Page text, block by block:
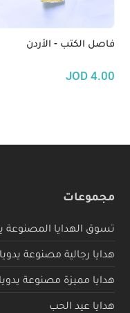
فاصل الكتب - الأردن
4.00
JOD
مجموعات
تسوق الهدايا المصنوعة
هدايا رجالية مصنوعة يدويا
هدايا مميزة مصنوعة
هدايا عيد الحب